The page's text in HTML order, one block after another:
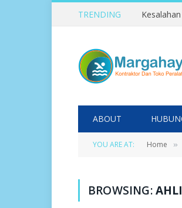
TRENDING
ABOUT
YOU ARE AT: Home »
BROWSING: